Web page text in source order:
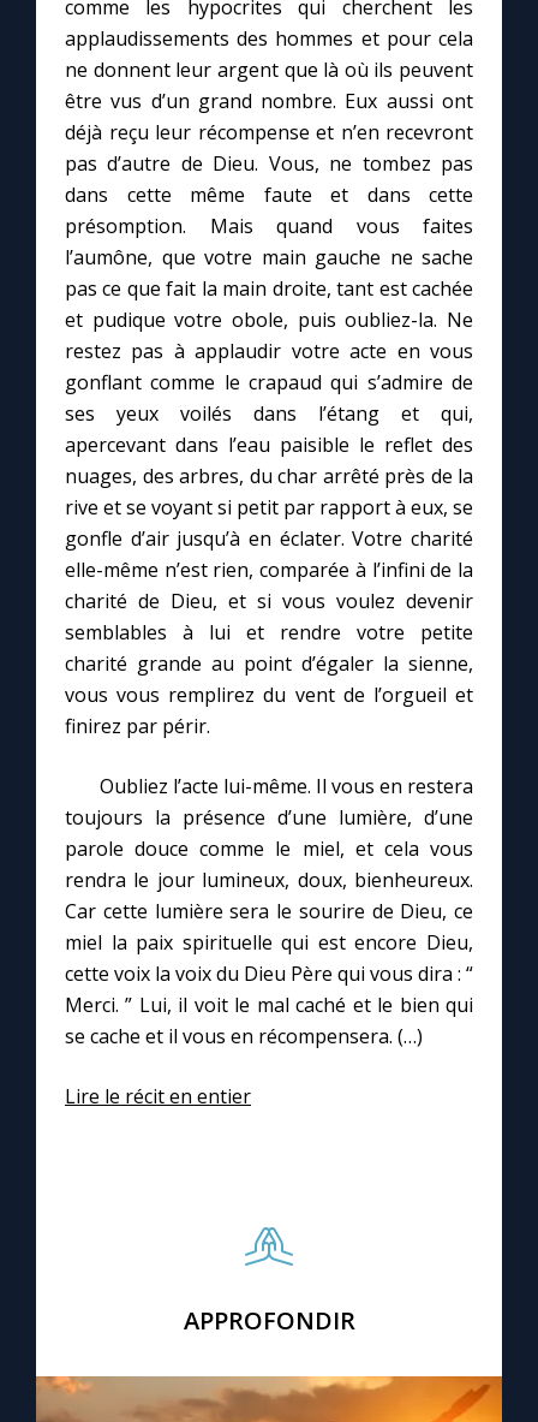
comme les hypocrites qui cherchent les
applaudissements des hommes et pour cela
ne donnent leur argent que là où ils peuvent
être vus d’un grand nombre. Eux aussi ont
déjà reçu leur récompense et n’en recevront
pas d’autre de Dieu. Vous, ne tombez pas
dans cette même faute et dans cette
présomption. Mais quand vous faites
l’aumône, que votre main gauche ne sache
pas ce que fait la main droite, tant est cachée
et pudique votre obole, puis oubliez-la. Ne
restez pas à applaudir votre acte en vous
gonflant comme le crapaud qui s’admire de
ses yeux voilés dans l’étang et qui,
apercevant dans l’eau paisible le reflet des
nuages, des arbres, du char arrêté près de la
rive et se voyant si petit par rapport à eux, se
gonfle d’air jusqu’à en éclater. Votre charité
elle-même n’est rien, comparée à l’infini de la
charité de Dieu, et si vous voulez devenir
semblables à lui et rendre votre petite
charité grande au point d’égaler la sienne,
vous vous remplirez du vent de l’orgueil et
finirez par périr.
Oubliez l’acte lui-même. Il vous en restera
toujours la présence d’une lumière, d’une
parole douce comme le miel, et cela vous
rendra le jour lumineux, doux, bienheureux.
Car cette lumière sera le sourire de Dieu, ce
miel la paix spirituelle qui est encore Dieu,
cette voix la voix du Dieu Père qui vous dira : “
Merci. ” Lui, il voit le mal caché et le bien qui
se cache et il vous en récompensera. (…)
Lire le récit en entier
APPROFONDIR